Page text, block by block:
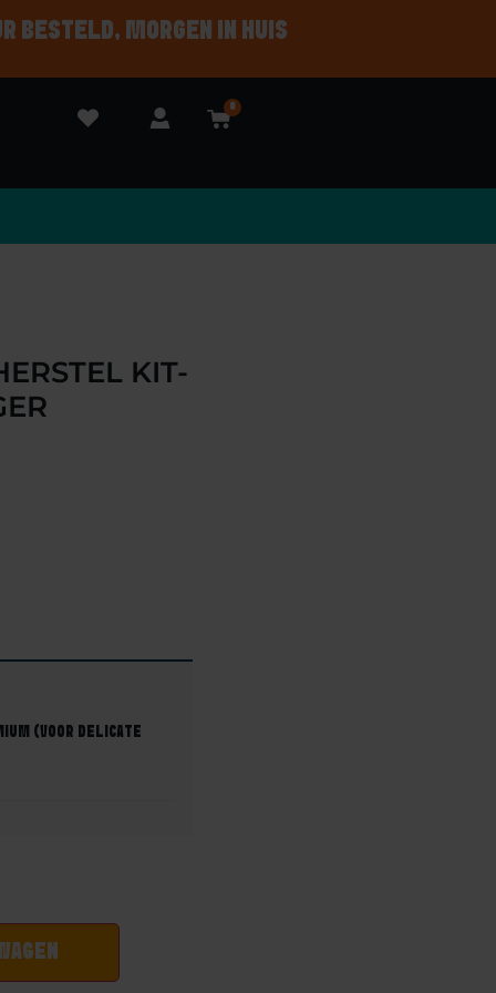
BESTELD, MORGEN IN HUIS
0
KIT-
(VOOR DELICATE